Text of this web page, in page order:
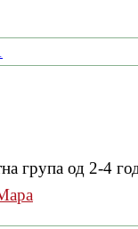
група од 2-4